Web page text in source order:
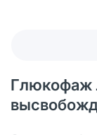
Глюкофаж